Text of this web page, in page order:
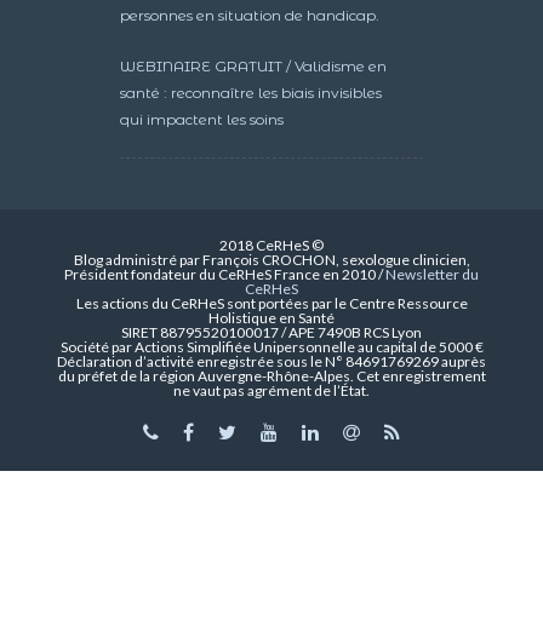
personnes en situation de handicap.
WEBINAIRE GRATUIT / Validisme en
santé : reconnaître les biais invisibles
qui impactent les soins
2018 CeRHeS ©
Blog administré par François CROCHON, sexologue clinicien,
Président fondateur du CeRHeS France en 2010 /Newsletter du
CeRHeS
Les actions du CeRHeS sont portées par le Centre Ressource
Holistique en Santé
SIRET 88795520100017 / APE 7490B RCS Lyon
Société par Actions Simplifiée Unipersonnelle au capital de 5000 €
Déclaration d’activité enregistrée sous le N° 84691769269 auprès
du préfet de la région Auvergne-Rhône-Alpes. Cet enregistrement
ne vaut pas agrément de l’État.